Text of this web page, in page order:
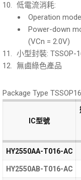
低電流消耗:
Operation
Power-down
(VCn = 2.0V)
小型封裝: TSSOP-
無鹵綠色產品
Package Type
IC型號
HY2550AA-T016-AC
HY2550AB-T016-AC
IC型號
HY2550AA-T016-AC
HY2550AB-T016-AC
IC型號
IC型號